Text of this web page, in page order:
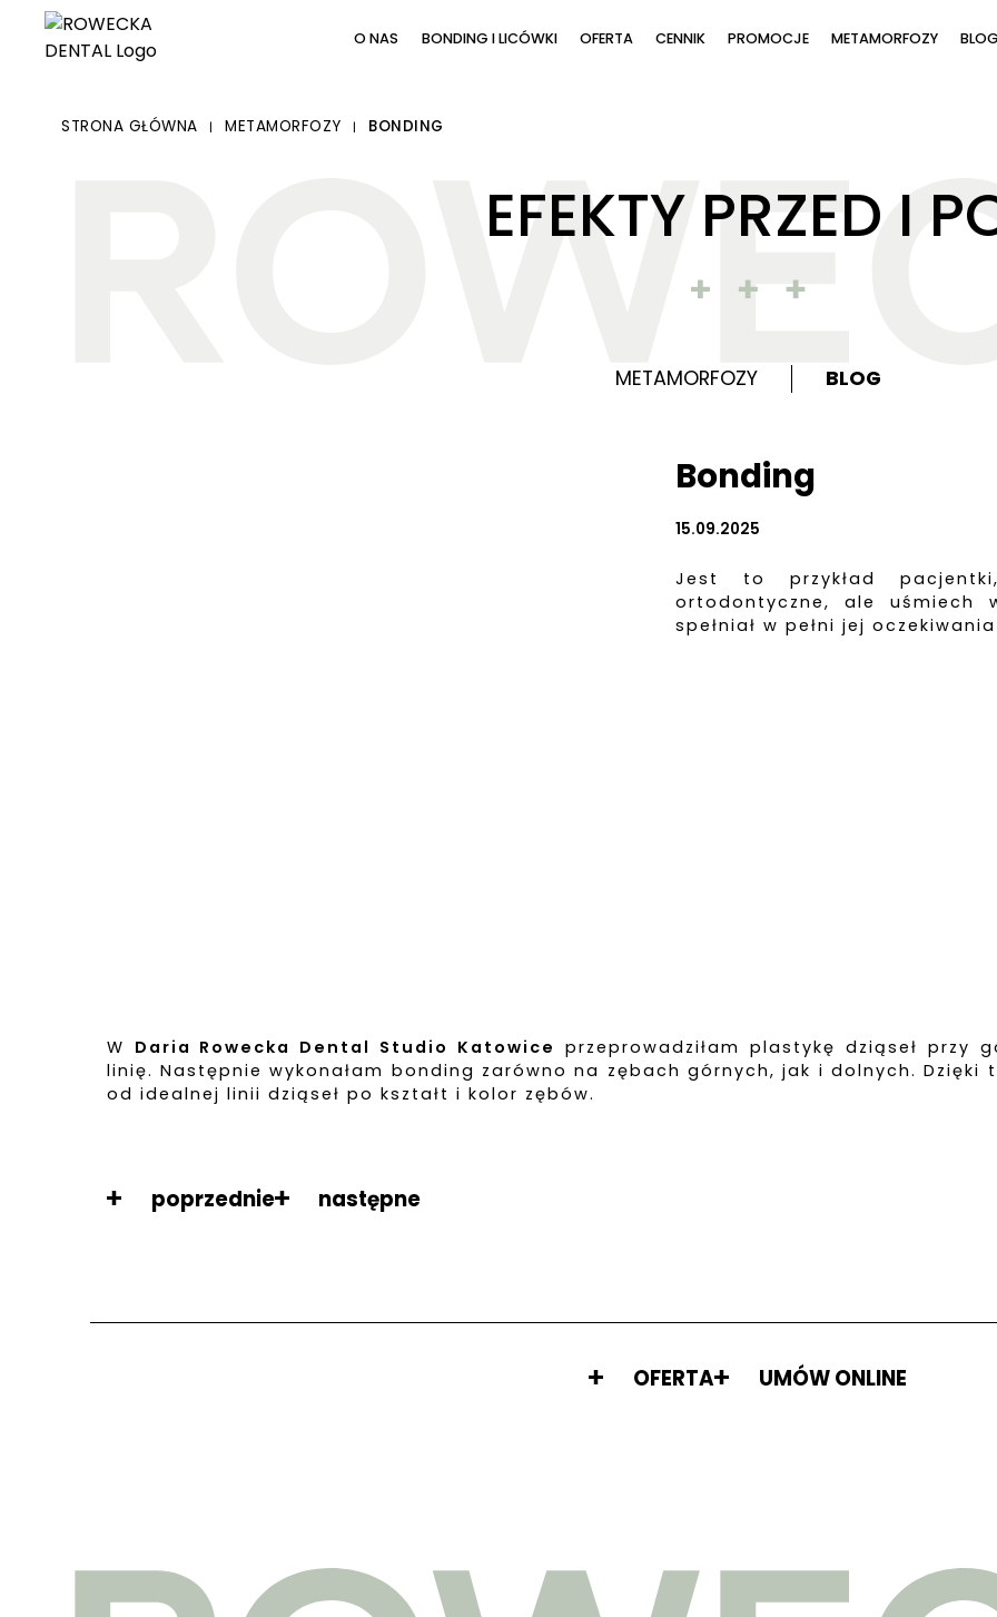
O NAS BONDING I LICÓWKI OFERTA CENNIK PROMOCJE METAMORFOZY BLOG
STRONA GŁÓWNA | METAMORFOZY | BONDING
EFEKTY PRZED I
METAMORFOZY BLOG
Bonding
15.09.2025
Jest to przykład
ortodontyczne, ale uśmiech
spełniał w pełni jej
W Daria Rowecka Dental Studio Katowice przeprowadziłam plastykę dziąseł przy
linię. Następnie wykonałam bonding zarówno na zębach górnych, jak i dolnych. Dzięki
od idealnej linii dziąseł po kształt i kolor zębów.
poprzednie następne
OFERTA UMÓW ONLINE